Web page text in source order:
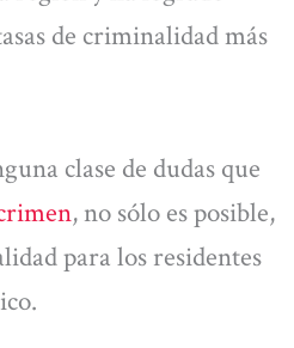
de criminalidad más
clase de dudas que
, no sólo es posible,
para los residentes